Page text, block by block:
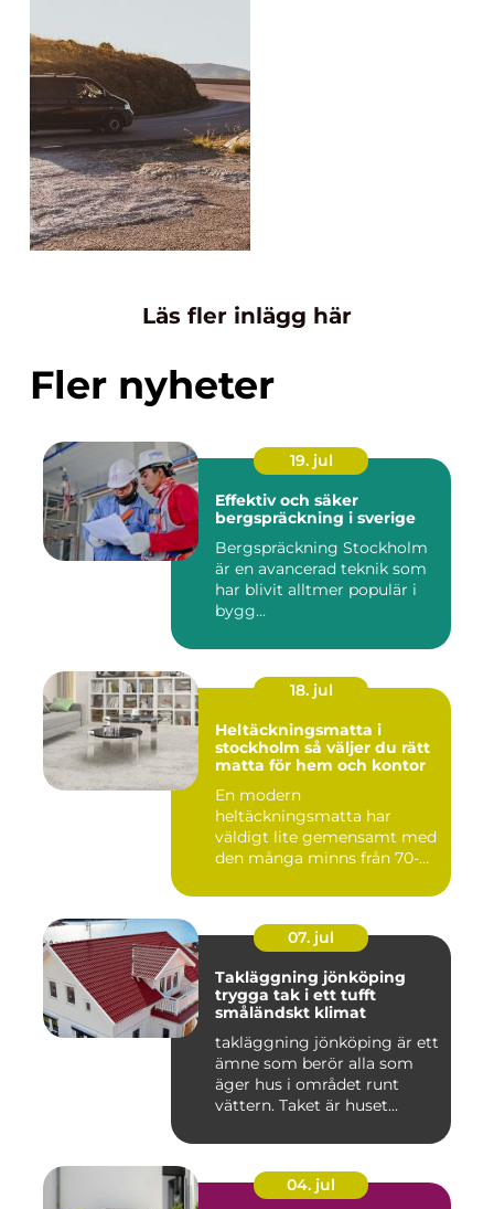
Läs fler inlägg här
Fler nyheter
19. jul
Effektiv och säker
bergspräckning i sverige
Bergspräckning Stockholm
är en avancerad teknik som
har blivit alltmer populär i
bygg...
18. jul
Heltäckningsmatta i
stockholm så väljer du rätt
matta för hem och kontor
En modern
heltäckningsmatta har
väldigt lite gemensamt med
den många minns från 70-
07. jul
Takläggning jönköping
trygga tak i ett tufft
småländskt klimat
takläggning jönköping är ett
ämne som berör alla som
äger hus i området runt
vättern. Taket är huset...
04. jul